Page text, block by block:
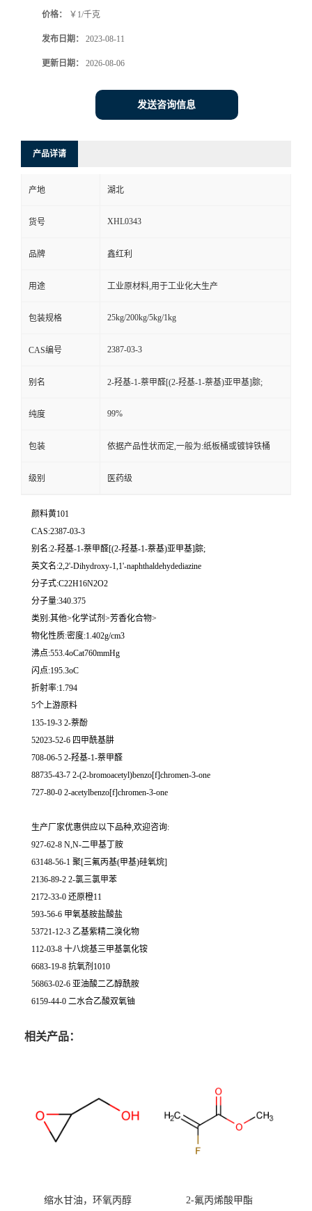
价格： ￥1/千克
发布日期： 2023-08-11
更新日期： 2026-08-06
发送咨询信息
产品详请
产地 湖北
货号 XHL0343
品牌 鑫红利
用途 工业原材料,用于工业化大生产
包装规格 25kg/200kg/5kg/1kg
CAS编号 2387-03-3
别名 2-羟基-1-萘甲醛[(2-羟基-1-萘基)亚甲基]腙;
纯度 99%
包装 依据产品性状而定,一般为:纸板桶或镀锌铁桶
级别 医药级
颜料黄101
CAS:2387-03-3
别名:2-羟基-1-萘甲醛[(2-羟基-1-萘基)亚甲基]腙;
英文名:2,2'-Dihydroxy-1,1'-naphthaldehydediazine
分子式:C22H16N2O2
分子量:340.375
类别:其他>化学试剂>芳香化合物>
物化性质:密度:1.402g/cm3
沸点:553.4oCat760mmHg
闪点:195.3oC
折射率:1.794
5个上游原料
135-19-3 2-萘酚
52023-52-6 四甲酰基肼
708-06-5 2-羟基-1-萘甲醛
88735-43-7 2-(2-bromoacetyl)benzo[f]chromen-3-one
727-80-0 2-acetylbenzo[f]chromen-3-one
生产厂家优惠供应以下品种,欢迎咨询:
927-62-8 N,N-二甲基丁胺
63148-56-1 聚[三氟丙基(甲基)硅氧烷]
2136-89-2 2-氯三氯甲苯
2172-33-0 还原橙11
593-56-6 甲氧基胺盐酸盐
53721-12-3 乙基紫精二溴化物
112-03-8 十八烷基三甲基氯化铵
6683-19-8 抗氧剂1010
56863-02-6 亚油酸二乙醇酰胺
6159-44-0 二水合乙酸双氧铀
相关产品：
缩水甘油，环氧丙醇 2-氟丙烯酸甲酯